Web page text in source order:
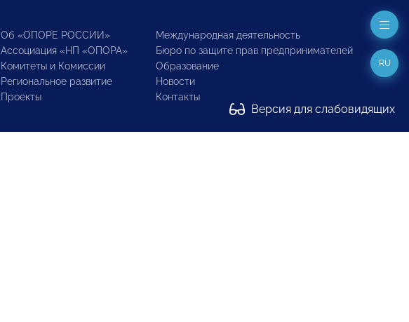
Об «ОПОРЕ РОССИИ»
Ассоциация «НП «ОПОРА»
Комитеты и Комиссии
Региональное развитие
Проекты
Международная деятельность
Бюро по защите прав предпринимателей
Образование
Новости
Контакты
Версия для слабовидящих
RU